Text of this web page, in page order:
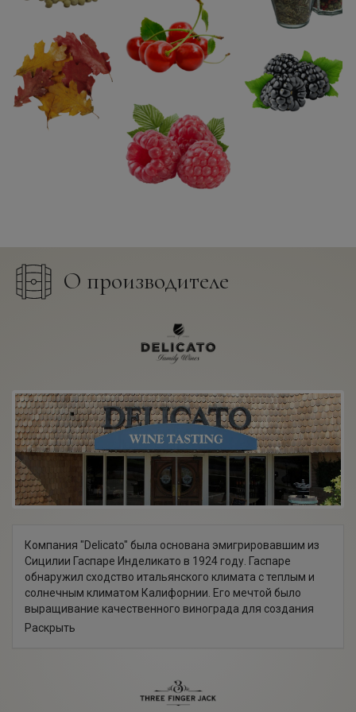
О производителе
Компания "Delicato" была основана эмигрировавшим из
Сицилии Гаспаре Инделикато в 1924 году. Гаспаре
обнаружил сходство итальянского климата с теплым и
солнечным климатом Калифорнии. Его мечтой было
выращивание качественного винограда для создания
премиальных вин по доступным ценам. Он разбил
новые виноградники, в числе которых — виноградник Сан
Бернабе в наболее прохладной части долины Монтеррей.
Раскрыть